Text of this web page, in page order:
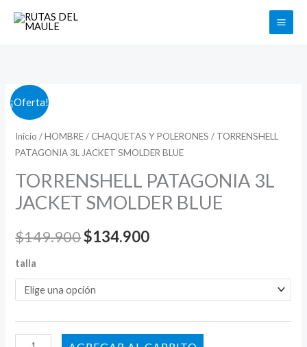
Buscar
¡Oferta!
Inicio /HOMBRE/ CHAQUETAS Y POLERONES / TORRENSHELL
PATAGONIA 3L JACKET SMOLDER BLUE
TORRENSHELL PATAGONIA 3L
JACKET SMOLDER BLUE
$149.900
precio
original
era:
$149.900.
$134.900
precio
actual
es:
$134.900.
talla
TORRENSHELL
PATAGONIA
3L
JACKET
SMOLDER
BLUE
cantidad